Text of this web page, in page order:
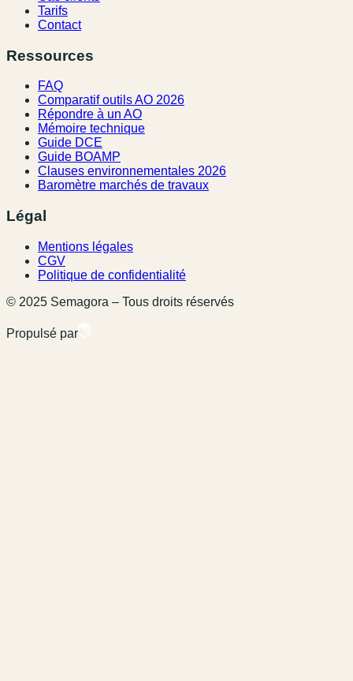
Tarifs
Contact
Ressources
FAQ
Comparatif outils AO 2026
Répondre à un AO
Mémoire technique
Guide DCE
Guide BOAMP
Clauses environnementales 2026
Baromètre marchés de travaux
Légal
Mentions légales
CGV
Politique de confidentialité
© 2025 Semagora – Tous droits réservés
Propulsé par